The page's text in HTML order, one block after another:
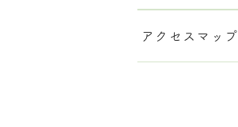
アクセスマップ